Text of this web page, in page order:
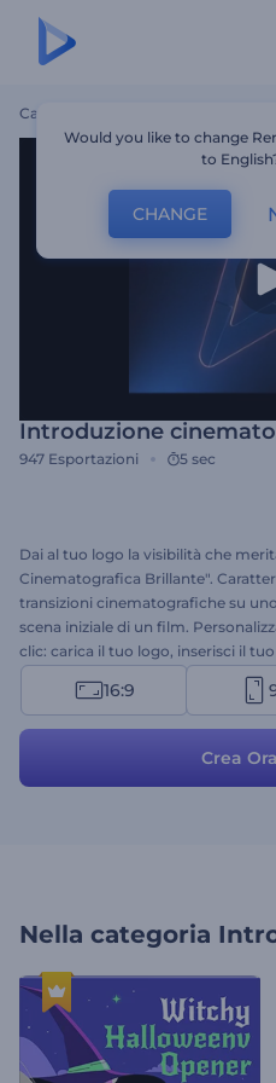
Casa
Introduzione
947 Esportazioni 5 sec
Dai al tuo logo la visibilità che
Cinematografica Brillante".
transizioni cinematografiche su
scena iniziale di un film.
clic: carica il tuo logo, inserisci il
sonora adatta. Perfetta per trailer,
promozioni di alta qualità, intro
16:9
Crea Ora
Nella categoria
Would you like to change
to
CHANGE